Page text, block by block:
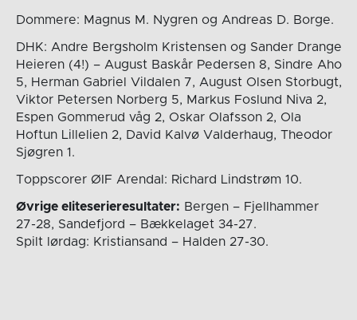
Dommere: Magnus M. Nygren og Andreas D. Borge.
DHK: Andre Bergsholm Kristensen og Sander Drange
Heieren (4!) – August Baskår Pedersen 8, Sindre Aho
5, Herman Gabriel Vildalen 7, August Olsen Storbugt,
Viktor Petersen Norberg 5, Markus Foslund Niva 2,
Espen Gommerud våg 2, Oskar Olafsson 2, Ola
Hoftun Lillelien 2, David Kalvø Valderhaug, Theodor
Sjøgren 1.
Toppscorer ØIF Arendal: Richard Lindstrøm 10.
Øvrige eliteserieresultater: Bergen – Fjellhammer
27-28, Sandefjord – Bækkelaget 34-27.
Spilt lørdag: Kristiansand – Halden 27-30.